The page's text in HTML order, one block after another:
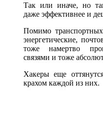
Так или иначе, но
даже эффективнее и
Помимо
энергетические,
тоже намертво
связями и тоже
Хакеры еще
крахом каждой из них.